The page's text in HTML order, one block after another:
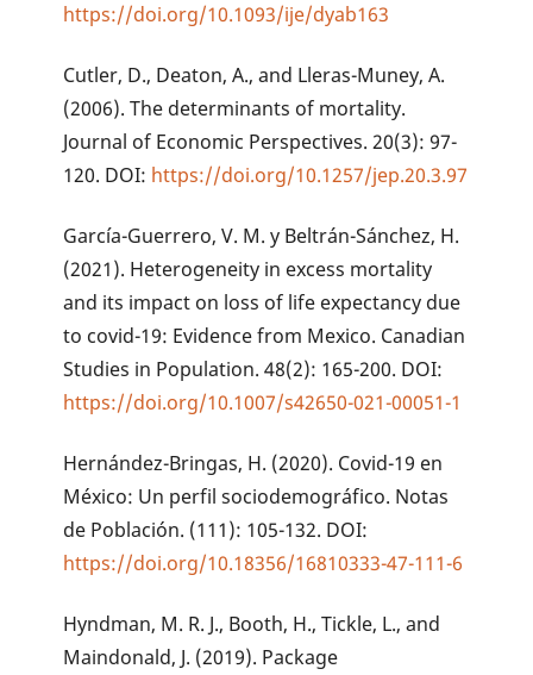
https://doi.org/10.1093/ije/dyab163
Cutler, D., Deaton, A., and Lleras-Muney, A.
(2006). The determinants of mortality.
Journal of Economic Perspectives. 20(3): 97-
120. DOI: https://doi.org/10.1257/jep.20.3.97
García-Guerrero, V. M. y Beltrán-Sánchez, H.
(2021). Heterogeneity in excess mortality
and its impact on loss of life expectancy due
to covid-19: Evidence from Mexico. Canadian
Studies in Population. 48(2): 165-200. DOI:
https://doi.org/10.1007/s42650-021-00051-1
Hernández-Bringas, H. (2020). Covid-19 en
México: Un perfil sociodemográfico. Notas
de Población. (111): 105-132. DOI:
https://doi.org/10.18356/16810333-47-111-6
Hyndman, M. R. J., Booth, H., Tickle, L., and
Maindonald, J. (2019). Package